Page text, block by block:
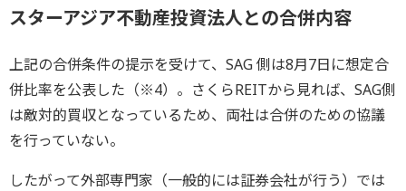
スターアジア不動産投資法人との合併内容
上記の合併条件の提示を受けて、SAG 側は8月7日に想定合
併比率を公表した（※4）。さくらREITから見れば、SAG側
は敵対的買収となっているため、両社は合併のための協議
を行っていない。
したがって外部専門家（一般的には証券会社が行う）では